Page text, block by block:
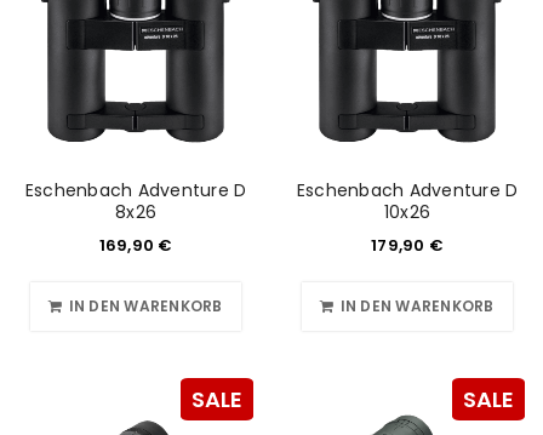
Eschenbach Adventure D
8x26
169,90 €
IN DEN WARENKORB
Eschenbach Adventure D
10x26
179,90 €
IN DEN WARENKORB
SALE SALE